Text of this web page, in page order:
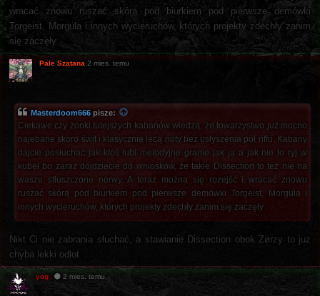
wracać znowu ruszać skórą pod biurkiem pod pierwsze demówki
Torgeist, Morgula i innych wycieruchów, których projekty zdechły zanim
się zaczęły
Pale Szatana 2 mies. temu
Masterdoom666 pisze:
Ciekawe czy żonki tutejszych kabanów wiedzą, że towarzystwo już mocno
najebane skoro świt i klasycznie lecą noty bez usłyszenia pół riffu. Kabany
dajcie posłuchać jak ktoś lubi melodyjne granie jak ja a jak nie to ryj w
kubeł bo zaraz dojdziecie do wniosków, że takie Dissection to też nie na
wasze stłuszczone nerwy. A teraz można się rozejść i wracać znowu
ruszać skórą pod biurkiem pod pierwsze demówki Torgeist, Morgula i
innych wycieruchów, których projekty zdechły zanim się zaczęły
Nikt Ci nie zabrania słuchać, a stawianie Dissection obok Zørzy to juz
chyba lekki odlot
yog 2 mies. temu